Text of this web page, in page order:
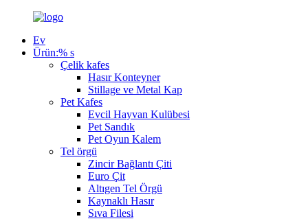
Ev
Ürün:% s
Çelik kafes
Hasır Konteyner
Stillage ve Metal Kap
Pet Kafes
Evcil Hayvan Kulübesi
Pet Sandık
Pet Oyun Kalem
Tel örgü
Zincir Bağlantı Çiti
Euro Çit
Altıgen Tel Örgü
Kaynaklı Hasır
Sıva Filesi